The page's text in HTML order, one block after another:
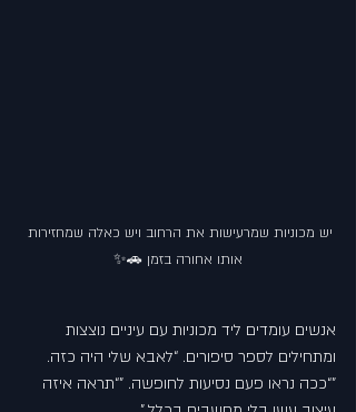
יש מכוניות שמרעישות את הרחוב ויש כאלה שמחזירות
אותו אחורה בזמן 🚗✨
אנשים עומדים ליד מכוניות עם עיניים נוצצות
ומתחילים לספר סיפורים. “לאבא שלי היה כזה.
”“ככה נראו פעם נסיעות לחופשה. ”“תראה איזה